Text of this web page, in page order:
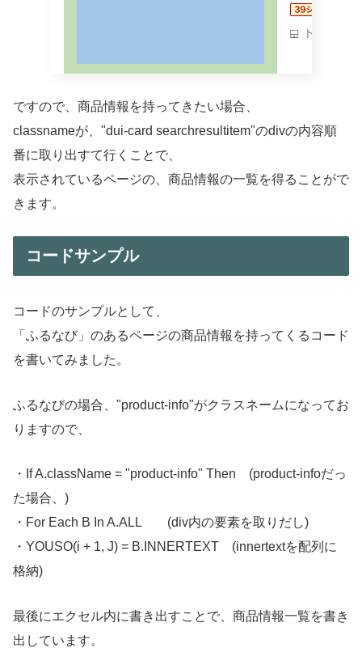
ですので、商品情報を持ってきたい場合、
classnameが、"dui-card searchresultitem"のdivの内容順
番に取り出すて行くことで、
表示されているページの、商品情報の一覧を得ることがで
きます。
コードサンプル
コードのサンプルとして、
「ふるなび」のあるページの商品情報を持ってくるコード
を書いてみました。
ふるなびの場合、"product-info"がクラスネームになってお
りますので、
・If A.className = "product-info" Then (product-infoだっ
た場合、)
・For Each B In A.ALL (div内の要素を取りだし)
・YOUSO(i + 1, J) = B.INNERTEXT (innertextを配列に
格納)
最後にエクセル内に書き出すことで、商品情報一覧を書き
出しています。